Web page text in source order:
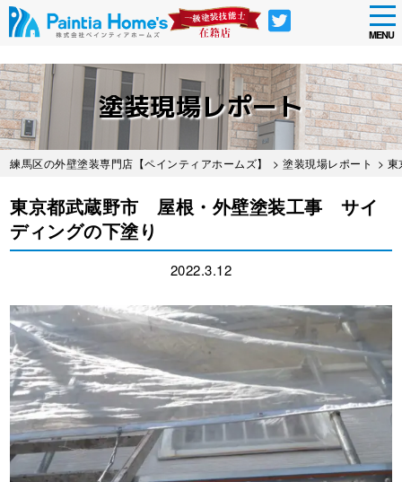
Skip
to
main
content
MENU
塗装現場レポート
練馬区の外壁塗装専門店【ペインティアホームズ】 >塗装現場レポート >
東京都武蔵野市 屋根・外壁塗装工事 サイ
ディングの下塗り
2022.3.12